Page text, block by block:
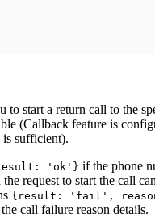
to start a return call to the
(Callback feature is
is sufficient).
'ok'} if the phone
request to start the call
{result: 'fail',
call failure reason details.